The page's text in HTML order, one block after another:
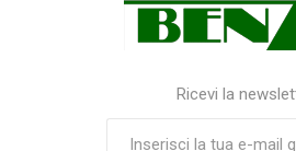
Ricevi la